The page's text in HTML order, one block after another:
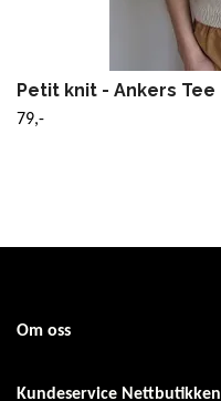
Petit knit - Ankers Tee
79,-
Om oss
Kundeservice Nettbutikken